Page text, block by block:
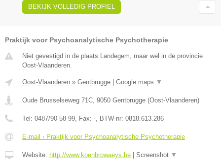
BEKIJK VOLLEDIG PROFIEL
Praktijk voor Psychoanalytische Psychotherapie
Niet gevestigd in de plaats Landegem, maar wel in de provincie
Oost-Vlaanderen.
Oost-Vlaanderen » Gentbrugge Google maps ▼
Oude Brusselseweg 71C, 9050 Gentbrugge (Oost-Vlaanderen)
Tel: 0487/90 58 99, Fax: -, BTW-nr: 0818.613.286
E-mail › Praktijk voor Psychoanalytische Psychotherapie
Website: http://www.koenbrowaeys.be Screenshot ▼